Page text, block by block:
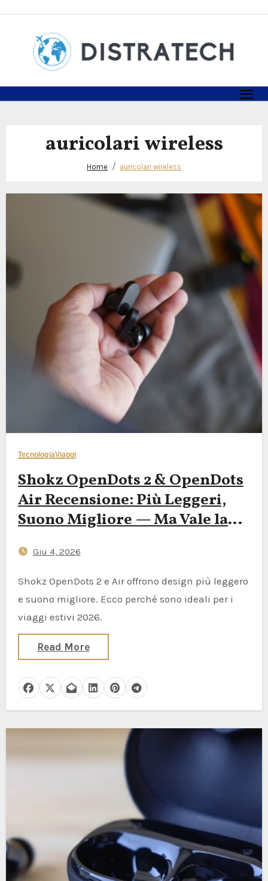
auricolari wireless
Home auricolari wireless
TecnologiaViaggi
Shokz OpenDots 2 & OpenDots
Air Recensione: Più Leggeri,
Suono Migliore — Ma Vale la
Giu 4, 2026
Shokz OpenDots 2 e Air offrono design più leggero
e suono migliore. Ecco perché sono ideali per i
viaggi estivi 2026.
Read More